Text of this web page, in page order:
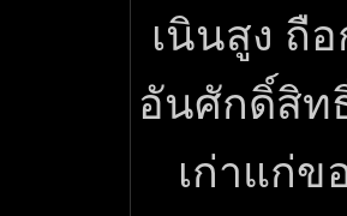
เนินสูง ถื
อันศักดิ์สิท
เก่าแก่ข